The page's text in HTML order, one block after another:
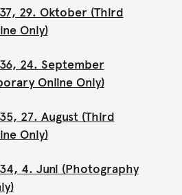
29. Oktober (Third
Only)
24. September
Online Only)
27. August (Third
Only)
4. Juni (Photography